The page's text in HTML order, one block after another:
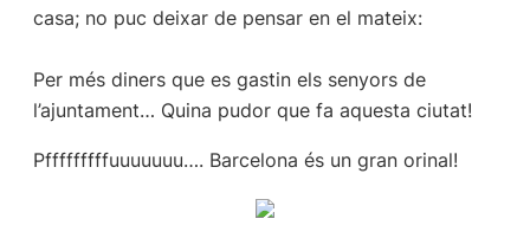
casa; no puc deixar de pensar en el mateix:
Per més diners que es gastin els senyors de
l’ajuntament… Quina pudor que fa aquesta ciutat!
Pfffffffffuuuuuuu…. Barcelona és un gran orinal!